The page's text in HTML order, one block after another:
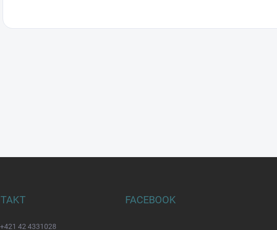
+421 42 4331028
FACEBOOK